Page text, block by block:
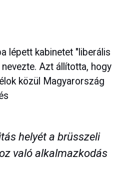
lépett kabinetet "liberális
Azt állította, hogy
közül Magyarország
helyét a brüsszeli
való alkalmazkodás